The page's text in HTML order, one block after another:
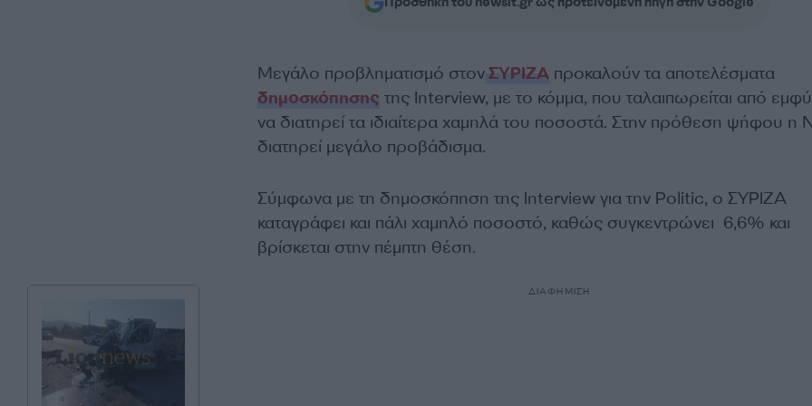
Μεγάλο προβληματισμό στονΣΥΡΙΖΑπροκαλούν τα αποτελέσματα
δημοσκόπησης της Interview, με το κόμμα, που ταλαιπωρείται από
να διατηρεί τα ιδιαίτερα χαμηλά του ποσοστά. Στην πρόθεση ψήφου η
διατηρεί μεγάλο προβάδισμα.
Σύμφωνα με τη δημοσκόπηση της Interview για την Politic, ο ΣΥΡΙΖΑ
καταγράφει και πάλι χαμηλό ποσοστό, καθώς συγκεντρώνει 6,6% και
βρίσκεται στην πέμπτη θέση.
ΔΙΑΦΗΜΙΣΗ